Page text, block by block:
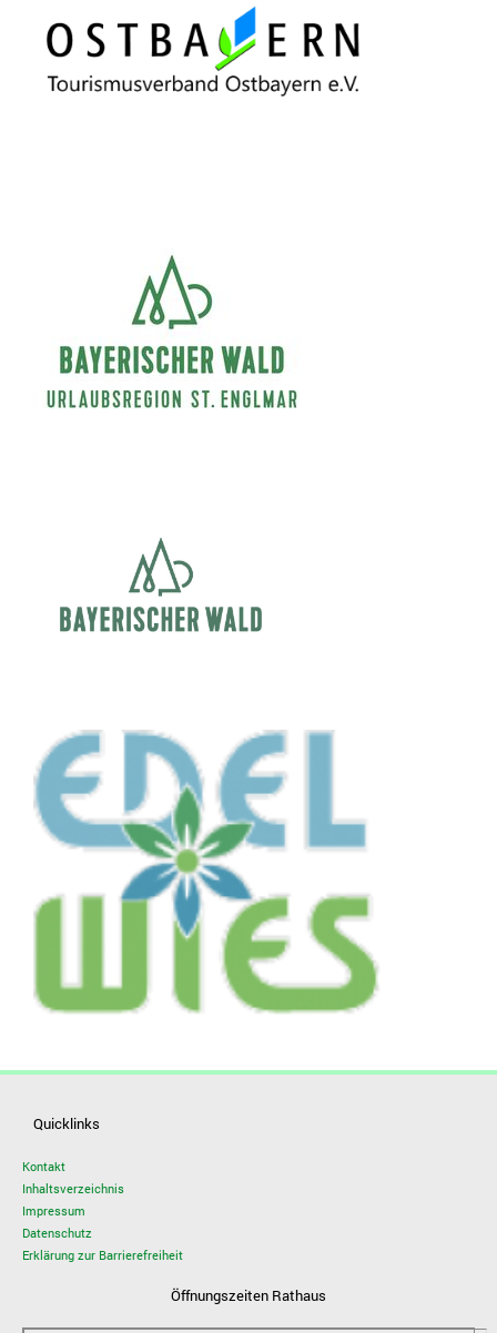
Quicklinks
Kontakt
Inhaltsverzeichnis
Impressum
Datenschutz
Erklärung zur Barrierefreiheit
Öffnungszeiten Rathaus